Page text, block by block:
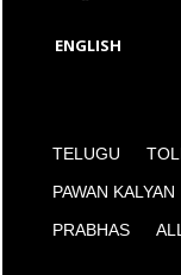
ENGLISH
TELUGU
PAWAN KALYAN
PRABHAS